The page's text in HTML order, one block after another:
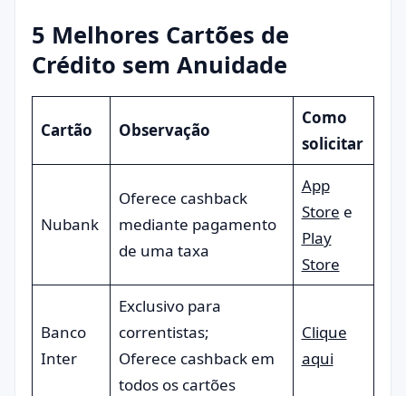
5 Melhores Cartões de
Crédito sem Anuidade
Cartão Observação
Como
solicitar
Nubank
Oferece cashback
mediante pagamento
de uma taxa
App
Store e
Play
Store
Banco
Inter
Exclusivo para
correntistas;
Oferece cashback em
todos os cartões
Clique
aqui